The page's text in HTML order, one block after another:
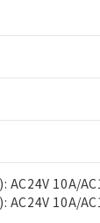
AC24V 10A/
AC24V 10A/
読みいただき
機器事業取扱
、閲覧された
員にご相談く
制御機器販売
および標準価
下、 水銀(Hg)
類の４物質につい
月
替え状況など
質材料含有率
質材料含有率
です。当社販
: 1000ppm、
チル) : 1000ppm、
(2-エチルヘキシル
使用期限
要な手続きを
切使用いたし
貴社製品を第
は、販売先お
。
数には満たな